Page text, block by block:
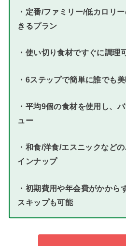
・定番/ファミリー/低カロリ
きるプラン
・使い切り食材ですぐに調理
・6ステップで簡単に誰でも
・平均9個の食材を使用し、
ュー
・和食/洋食/エスニックなど
インナップ
・初期費用や年会費がかから
スキップも可能